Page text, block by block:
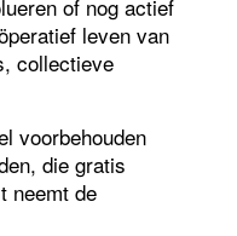
of nog actief
leven van
collectieve
voorbehouden
die gratis
neemt de